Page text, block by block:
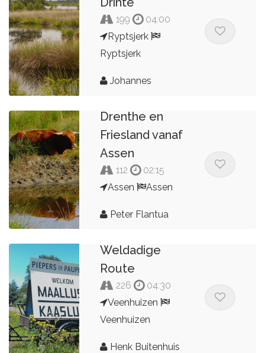
199
04:00
Ryptsjerk
Ryptsjerk
Johannes
Drenthe en
Friesland vanaf
Assen
112
02:15
Assen
Assen
Peter Flantua
Weldadige
Route
226
04:30
Veenhuizen
Veenhuizen
Henk Buitenhuis